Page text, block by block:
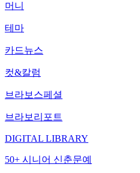
머니
테마
카드뉴스
컷&칼럼
브라보스페셜
브라보리포트
DIGITAL LIBRARY
50+ 시니어 신춘문예